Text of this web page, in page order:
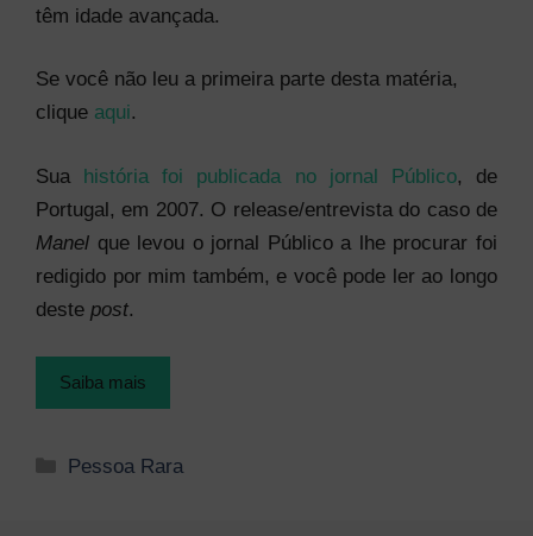
têm idade avançada.
Se você não leu a primeira parte desta matéria,
clique aqui.
Sua história foi publicada no jornal Público, de
Portugal, em 2007. O release/entrevista do caso de
Manel que levou o jornal Público a lhe procurar foi
redigido por mim também, e você pode ler ao longo
deste post.
Saiba mais
Categorias
Pessoa Rara